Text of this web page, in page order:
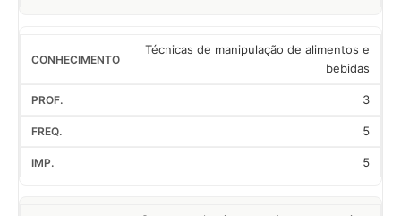
Técnicas de manipulação de alimentos e
bebidas
3
5
5